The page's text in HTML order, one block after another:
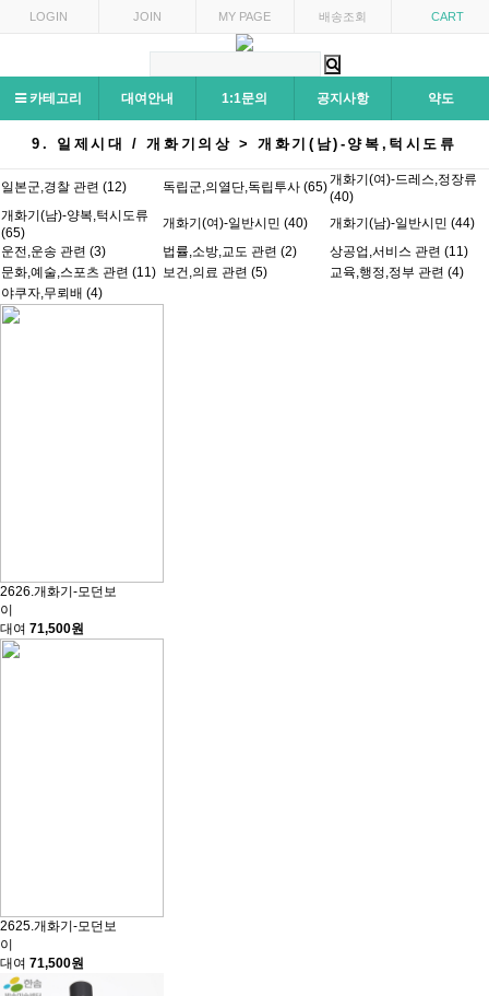
LOGIN JOIN MY PAGE 배송조회 CART
카테고리 대여안내 1:1문의 공지사항 약도
9. 일제시대 / 개화기의상 > 개화기(남)-양복,턱시도류
일본군,경찰 관련 (12) 독립군,의열단,독립투사 (65)개화기(여)-드레스,정장류
(40)
개화기(남)-양복,턱시도류
(65)
개화기(여)-일반시민 (40)
개화기(남)-일반시민 (44)
운전,운송 관련 (3)
법률,소방,교도 관련 (2)
상공업,서비스 관련 (11)
문화,예술,스포츠 관련 (11) 보건,의료 관련 (5)
교육,행정,정부 관련 (4)
야쿠자,무뢰배 (4)
2626.개화기-모던보
이
대여 71,500원
2625.개화기-모던보
이
대여 71,500원